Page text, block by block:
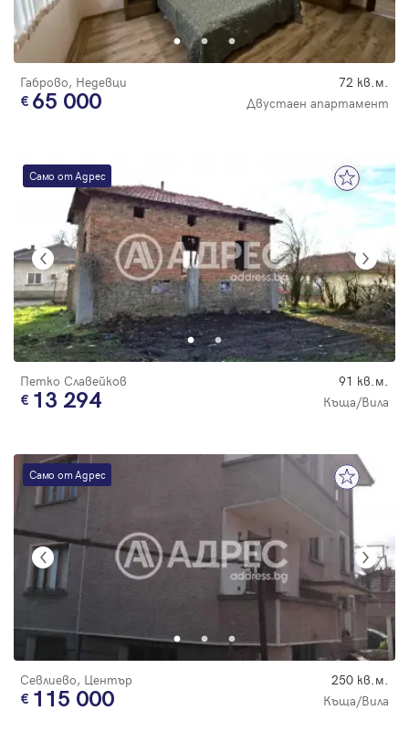
Габрово, Недевци 72 кв.м.
65 000 Двустаен апартамент
Само от Адрес
Петко Славейков 91 кв.м.
13 294 Къща/Вила
Само от Адрес
Севлиево, Център 250 кв.м.
115 000 Къща/Вила
Парола
Забравена парола
Регистрация